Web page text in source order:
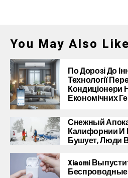
You May Also Like
По Дорозі До
Технології
Кондиціонери
Економічних
Снежный
Калифорнии И
Бушует, Люди
Xiaomi